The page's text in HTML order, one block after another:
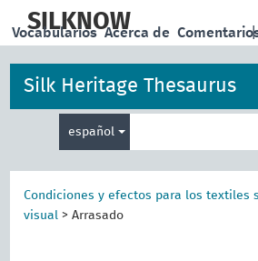
main
SILKNOW |
Vocabularios Acerca de
Silk Heritage Thesaurus
español
Condiciones y efectos para los textiles
visual >Arrasado